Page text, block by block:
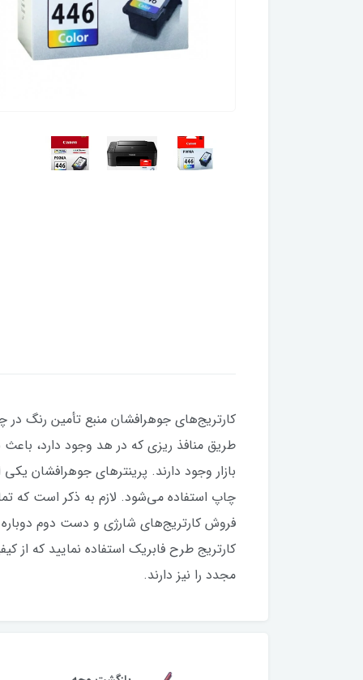
کارتریج‌های جوهرافشان منبع تأمین رنگ
طریق منافذ ریزی که در هد وجود دارد،
بازار وجود دارند. پرينترهای جوهرافشان
چاپ استفاده می‌شود. لازم به ذکر است که
فروش کارتریج‌های شارژی و دست دوم
کارتریج طرح فابریک استفاده نمایید که از
مجدد را نیز دارند.